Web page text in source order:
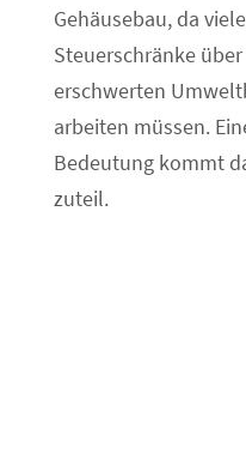
Gehäusebau, da
Steuerschränke
erschwerten
arbeiten müssen.
Bedeutung kommt
zuteil.